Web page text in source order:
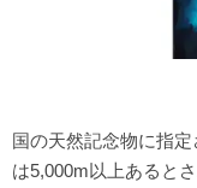
国の天然記念物に指
は5,000m以上あると